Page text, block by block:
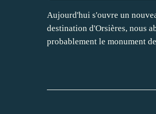
Aujourd'hui s'ouvre un
destination d'Orsières, nous
probablement le monument